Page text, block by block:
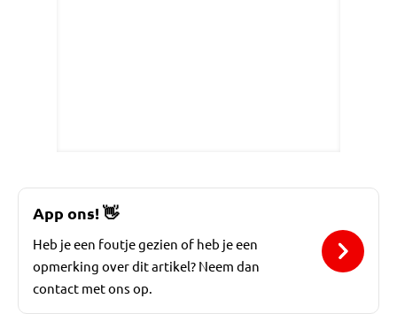
App ons!👋
Heb je een foutje gezien of heb je een
opmerking over dit artikel? Neem dan
contact met ons op.